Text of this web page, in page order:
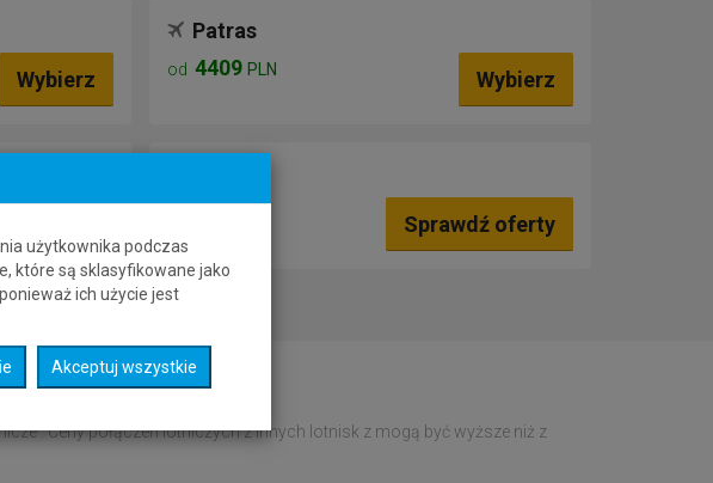
Wybierz
Patras
od 4409 PLN Wybierz
Sprawdź oferty
. Ceny połączeń lotniczych z innych lotnisk z mogą być wyższe niż z
użytkownika podczas
które są sklasyfikowane jako
ich użycie jest
Akceptuj wszystkie